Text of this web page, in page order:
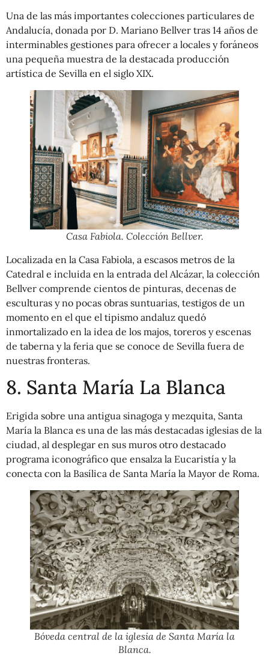
Una de las más importantes colecciones particulares de
Andalucía, donada por D. Mariano Bellver tras 14 años de
interminables gestiones para ofrecer a locales y foráneos
una pequeña muestra de la destacada producción
artística de Sevilla en el siglo XIX.
Casa Fabiola. Colección Bellver.
Localizada en la Casa Fabiola, a escasos metros de la
Catedral e incluida en la entrada del Alcázar, la colección
Bellver comprende cientos de pinturas, decenas de
esculturas y no pocas obras suntuarias, testigos de un
momento en el que el tipismo andaluz quedó
inmortalizado en la idea de los majos, toreros y escenas
de taberna y la feria que se conoce de Sevilla fuera de
nuestras fronteras.
8. Santa María La Blanca
Erigida sobre una antigua sinagoga y mezquita, Santa
María la Blanca es una de las más destacadas iglesias de la
ciudad, al desplegar en sus muros otro destacado
programa iconográfico que ensalza la Eucaristía y la
conecta con la Basílica de Santa María la Mayor de Roma.
Bóveda central de la iglesia de Santa María la
Blanca.